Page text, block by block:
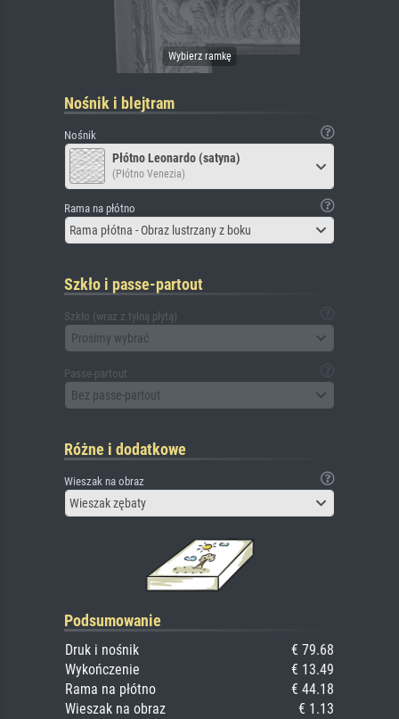
Nośnik i blejtram
Nośnik
Płótno Leonardo (satyna)
(Płótno Venezia)
Rama na płótno
Rama płótna - Obraz lustrzany z boku
Szkło i passe-partout
Szkło (wraz z tylną płytą)
Prosimy wybrać
Passe-partout
Bez passe-partout
Różne i dodatkowe
Wieszak na obraz
Wieszak zębaty
Podsumowanie
Druk i nośnik
€ 79.68
Wykończenie
€ 13.49
Rama na płótno
€ 44.18
Wieszak na obraz
€ 1.13